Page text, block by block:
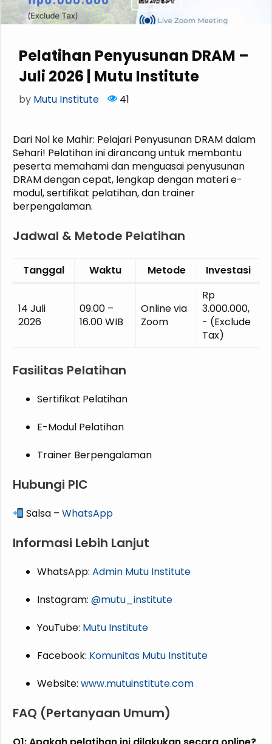
Pelatihan Penyusunan DRAM –
Juli 2026 | Mutu Institute
by Mutu Institute 41
Dari Nol ke Mahir: Pelajari Penyusunan DRAM dalam
Sehari! Pelatihan ini dirancang untuk membantu
peserta memahami dan menguasai penyusunan
DRAM dengan cepat, lengkap dengan materi e-
modul, sertifikat pelatihan, dan trainer
berpengalaman.
Jadwal & Metode Pelatihan
Tanggal Waktu Metode Investasi
14 Juli
2026
09.00 –
16.00 WIB
Online via
Zoom
Rp
3.000.000,
- (Exclude
Tax)
Fasilitas Pelatihan
Sertifikat Pelatihan
E-Modul Pelatihan
Trainer Berpengalaman
Hubungi PIC
Salsa –WhatsApp
Informasi Lebih Lanjut
WhatsApp: Admin Mutu Institute
Instagram: @mutu_institute
YouTube: Mutu Institute
Facebook: Komunitas Mutu Institute
Website: www.mutuinstitute.com
FAQ (Pertanyaan Umum)